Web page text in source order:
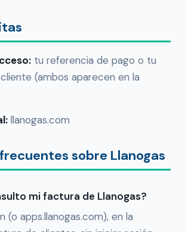
tu referencia de pago o tu
(ambos aparecen en la
llanogas.com
sobre Llanogas
mi factura de Llanogas?
(o apps.llanogas.com), en la